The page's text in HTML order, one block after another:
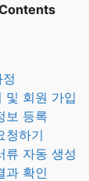
및 회원 가입
보 등록
청하기
류 자동 생성
과 확인